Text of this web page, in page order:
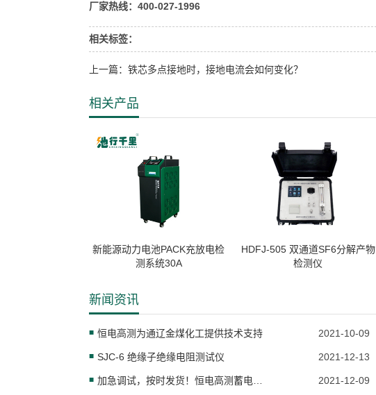
厂家热线：400-027-1996
相关标签：
上一篇：铁芯多点接地时，接地电流会如何变化？
相关产品
新能源动力电池PACK充放电检
测系统30A
HDFJ-505 双通道SF6分解产物
检测仪
新闻资讯
恒电高测为通辽金煤化工提供技术支持 2021-10-09
SJC-6 绝缘子绝缘电阻测试仪 2021-12-13
2021-12-09